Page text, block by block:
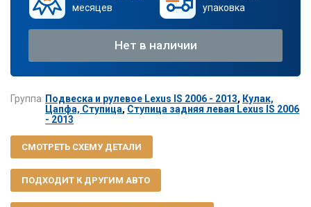
месяцев
упаковка
Нет в наличии
Группа Подвеска и рулевое Lexus IS 2006 - 2013, Кулак,
Цапфа, Ступица, Ступица задняя левая Lexus IS 2006
- 2013
СМОТРЕТЬ СХЕМУ ДЕТАЛИ
ПОДХОДИТ К ДРУГИМ АВТО